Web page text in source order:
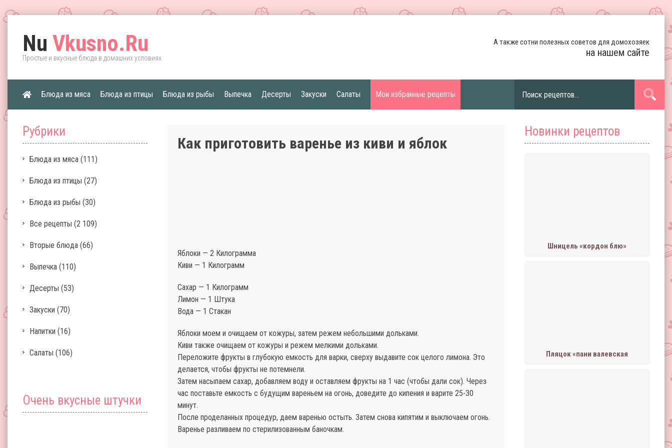
Nu Vkusno.Ru
Простые и вкусные блюда в домашних условиях
А также сотни полезных советов для домохозяек
на нашем сайте
Блюда из мяса Блюда из птицы Блюда из рыбы Выпечка Десерты Закуски Салаты Мои избранные рецепты
Рубрики
Блюда из мяса (111)
Блюда из птицы (27)
Блюда из рыбы (30)
Все рецепты (2 109)
Вторые блюда (66)
Выпечка (110)
Десерты (53)
Закуски (70)
Напитки (16)
Салаты (106)
Очень вкусные штучки
Новинки рецептов
Шницель «кордон блю»
Пляцок «пани валевская
Как приготовить варенье из киви и яблок
Яблоки — 2 Килограмма
Киви — 1 Килограмм
Сахар — 1 Килограмм
Лимон — 1 Штука
Вода — 1 Стакан
Яблоки моем и очищаем от кожуры, затем режем небольшими дольками.
Киви также очищаем от кожуры и режем мелкими дольками.
Переложите фрукты в глубокую емкость для варки, сверху выдавите сок целого лимона. Это
делается, чтобы фрукты не потемнели.
Затем насыпаем сахар, добавляем воду и оставляем фрукты на 1 час (чтобы дали сок). Через
час поставьте емкость с будущим вареньем на огонь, доведите до кипения и варите 25-30
минут.
После проделанных процедур, даем варенью остыть. Затем снова кипятим и выключаем огонь.
Варенье разливаем по стерилизованным баночкам.